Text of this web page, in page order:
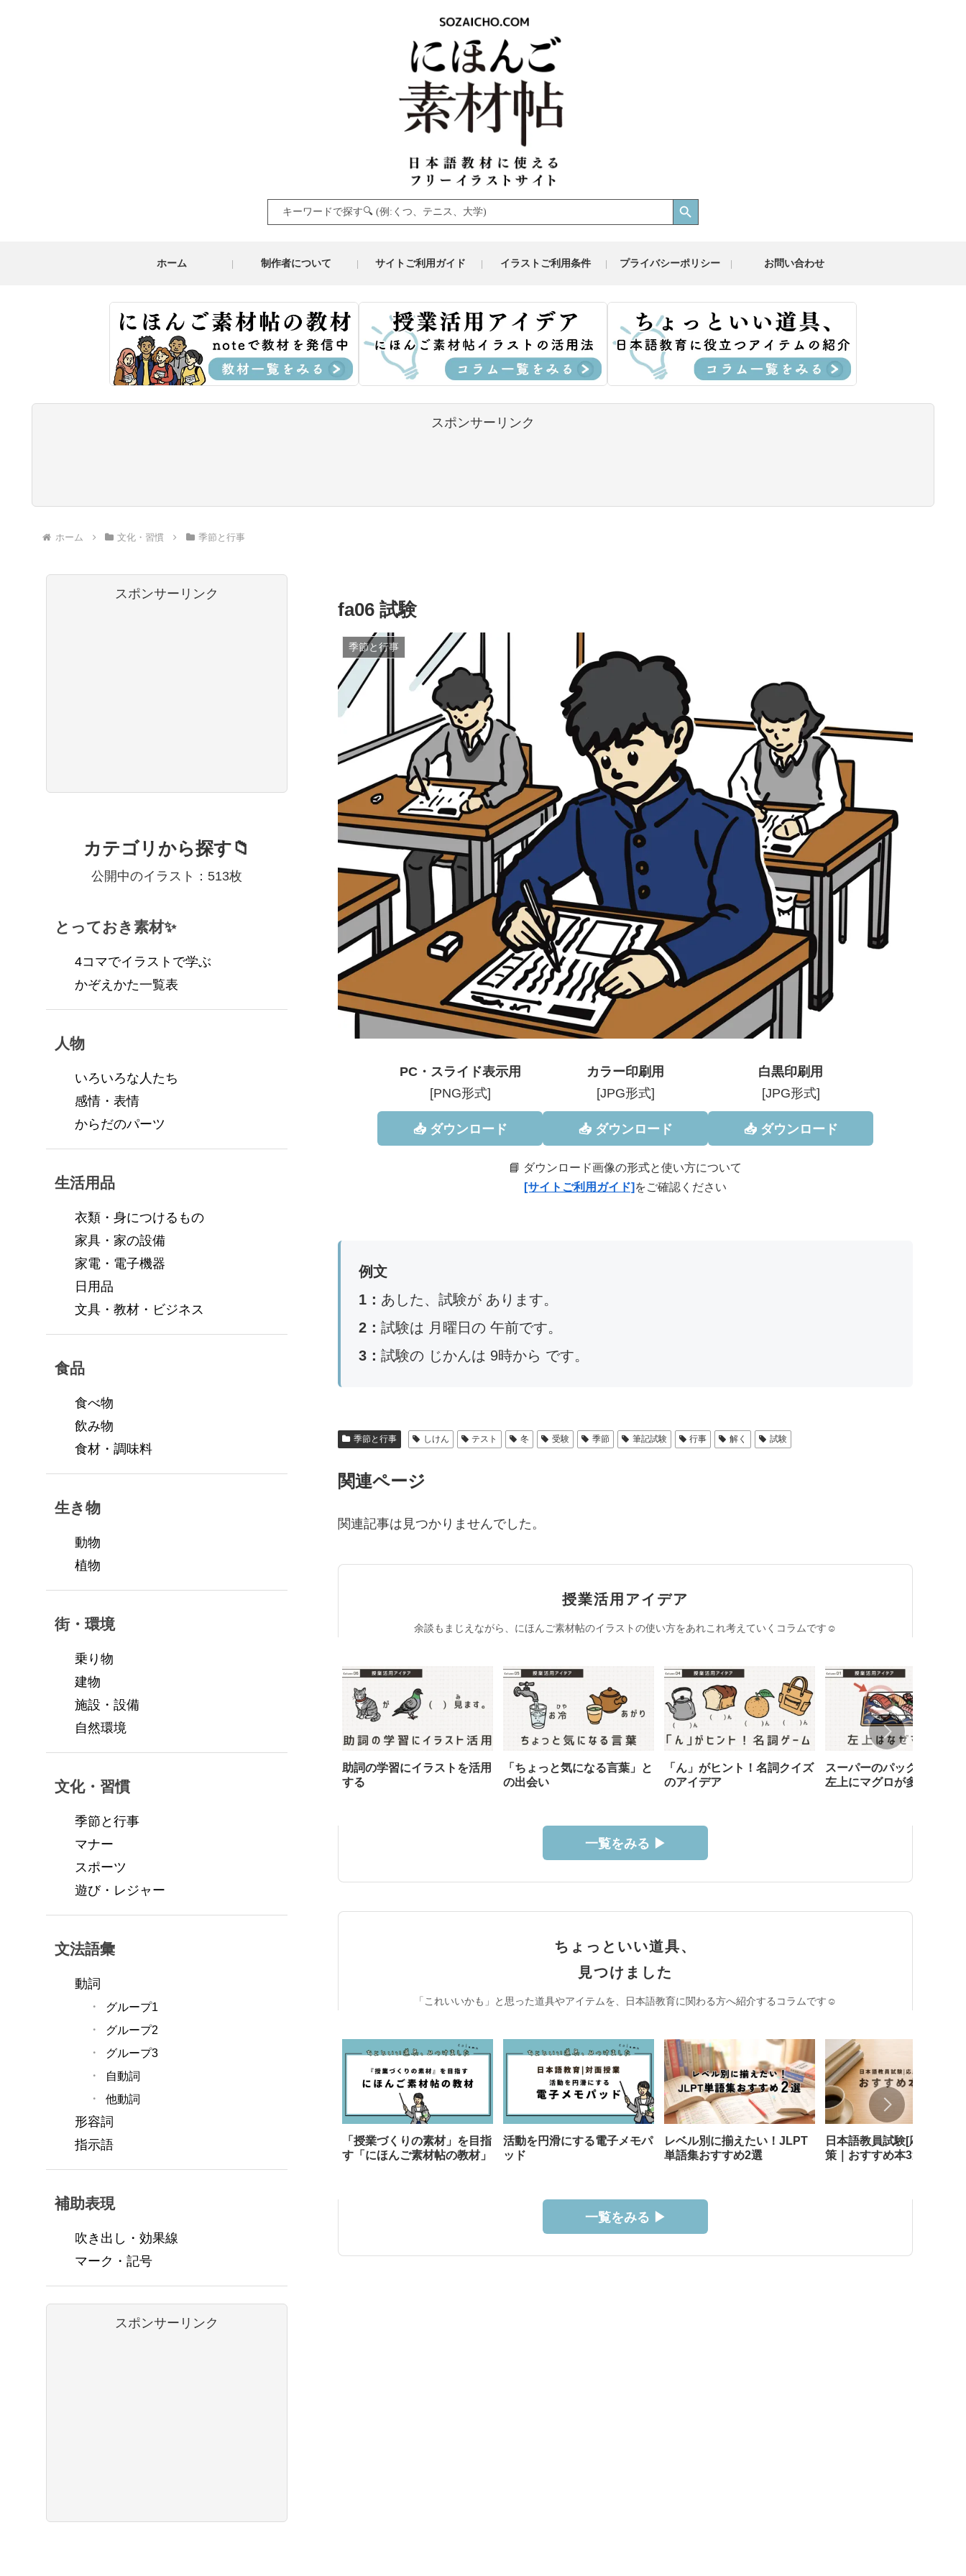
Search
for:
Search Button
ホーム 制作者について サイトご利用ガイド イラストご利用条件 プライバシーポリシー お問い合わせ
スポンサーリンク
ホーム 文化・習慣 季節と行事
fa06 試験
季節と行事
PC・スライド表示用
[PNG形式]
📥 ダウンロード
カラー印刷用
[JPG形式]
📥 ダウンロード
白黒印刷用
[JPG形式]
📥 ダウンロード
📘 ダウンロード画像の形式と使い方について
[サイトご利用ガイド]をご確認ください
例文
1： あした、試験が あります。
2： 試験は 月曜日の 午前です。
3： 試験の じかんは 9時から です。
季節と行事 しけん テスト 冬 受験 季節 筆記試験 行事 解く 試験
関連ページ
関連記事は見つかりませんでした。
授業活用アイデア
余談もまじえながら、にほんご素材帖のイラストの使い方をあれこれ考えていくコラムです☺︎
助詞の学習にイラストを活用
する
「ちょっと気になる言葉」と
の出会い
「ん」がヒント！名詞クイズ
のアイデア
スーパーのパック寿司、な
左上にマグロが多い？
一覧をみる ▶︎
ちょっといい道具、
見つけました
「これいいかも」と思った道具やアイテムを、日本語教育に関わる方へ紹介するコラムです☺︎
「授業づくりの素材」を目指
す「にほんご素材帖の教材」
活動を円滑にする電子メモパ
ッド
レベル別に揃えたい！JLPT
単語集おすすめ2選
日本語教員試験[応用試験]
策｜おすすめ本3選
一覧をみる ▶︎
スポンサーリンク
カテゴリから探す📁
公開中のイラスト：513枚
とっておき素材✨
4コマでイラストで学ぶ
かぞえかた一覧表
人物
いろいろな人たち
感情・表情
からだのパーツ
生活用品
衣類・身につけるもの
家具・家の設備
家電・電子機器
日用品
文具・教材・ビジネス
食品
食べ物
飲み物
食材・調味料
生き物
動物
植物
街・環境
乗り物
建物
施設・設備
自然環境
文化・習慣
季節と行事
マナー
スポーツ
遊び・レジャー
文法語彙
動詞
グループ1
グループ2
グループ3
自動詞
他動詞
形容詞
指示語
補助表現
吹き出し・効果線
マーク・記号
スポンサーリンク